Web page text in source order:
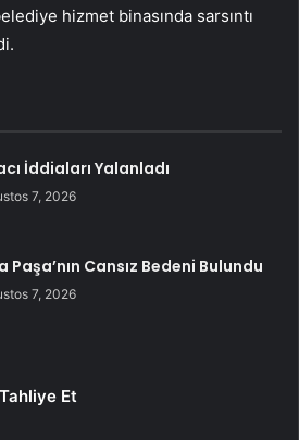
hizmet binasında sarsıntı
İddiaları Yalanladı
7, 2026
Paşa’nın Cansız Bedeni Bulundu
7, 2026
Et